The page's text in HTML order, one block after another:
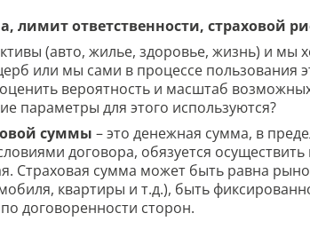
лимит ответственности, страховой
(авто, жилье, здоровье, жизнь) и мы
или мы сами в процессе пользования
вероятность и масштаб
параметры для этого используются?
суммы – это денежная сумма, в
договора, обязуется
Страховая сумма может быть равна
квартиры и т.д.), быть
договоренности сторон.